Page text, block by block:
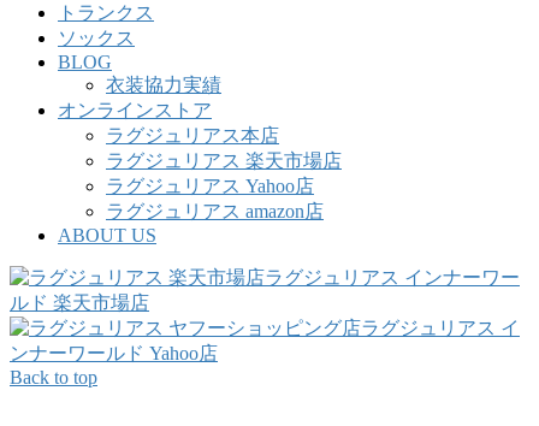
トランクス
ソックス
BLOG
衣装協力実績
オンラインストア
ラグジュリアス本店
ラグジュリアス 楽天市場店
ラグジュリアス Yahoo店
ラグジュリアス amazon店
ABOUT US
ラグジュリアス インナーワー
ルド 楽天市場店
ラグジュリアス イ
ンナーワールド Yahoo店
Back to top